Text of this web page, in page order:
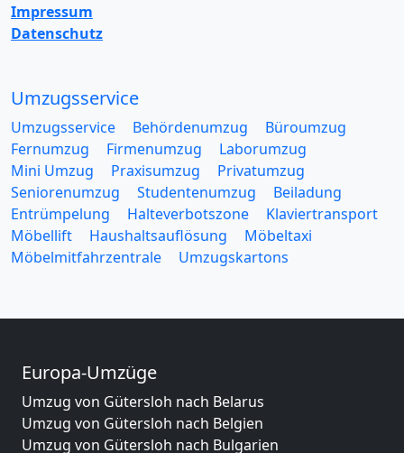
Impressum
Datenschutz
Umzugsservice
Umzugsservice Behördenumzug
Büroumzug
Fernumzug
Firmenumzug
Laborumzug
Mini Umzug
Praxisumzug
Privatumzug
Seniorenumzug
Studentenumzug
Beiladung
Entrümpelung
Halteverbotszone
Klaviertransport
Möbellift
Haushaltsauflösung
Möbeltaxi
Möbelmitfahrzentrale
Umzugskartons
Europa-Umzüge
Umzug von Gütersloh nach Belarus
Umzug von Gütersloh nach Belgien
Umzug von Gütersloh nach Bulgarien